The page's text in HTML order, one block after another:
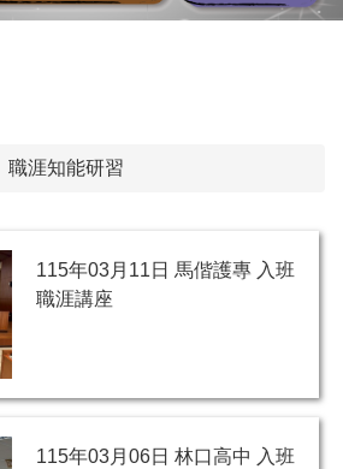
職涯知能研習
115年03月11日 馬偕護專 入班
職涯講座
115年03月06日 林口高中 入班